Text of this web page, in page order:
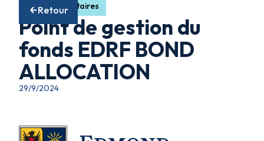
Retour
Fonds obligataires
Point de gestion du
fonds EDRF BOND
ALLOCATION
29/9/2024